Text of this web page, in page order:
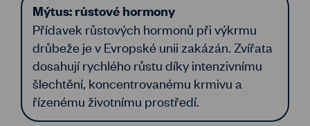
Mýtus: růstové hormony
Přídavek růstových hormonů při výkrmu
drůbeže je v Evropské unii zakázán. Zvířata
dosahují rychlého růstu díky intenzivnímu
šlechtění, koncentrovanému krmivu a
řízenému životnímu prostředí.